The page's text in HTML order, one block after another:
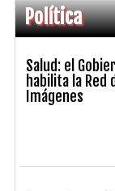
Política
Salud: el
habilita la Red
Imágenes